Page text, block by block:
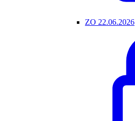
ZO 22.06.2026